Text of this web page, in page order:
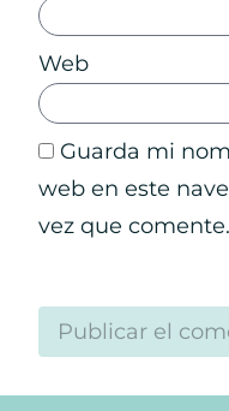
Web
Guarda mi
web en este
vez que comente.